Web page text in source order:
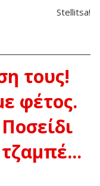
Stellitsa!
τους!
φέτος.
τζαμπέ...